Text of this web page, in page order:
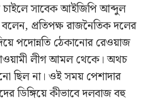
চাইলে সাবেক আইজিপি আব্দুল
প্রতিপক্ষ রাজনৈতিক দলের
পদোন্নতি ঠেকানোর রেওয়াজ
লীগ আমল থেকে। অথচ
ছিল না। ওই সময় পেশাদার
ডিঙ্গিয়ে কীভাবে দলবাজ বহু